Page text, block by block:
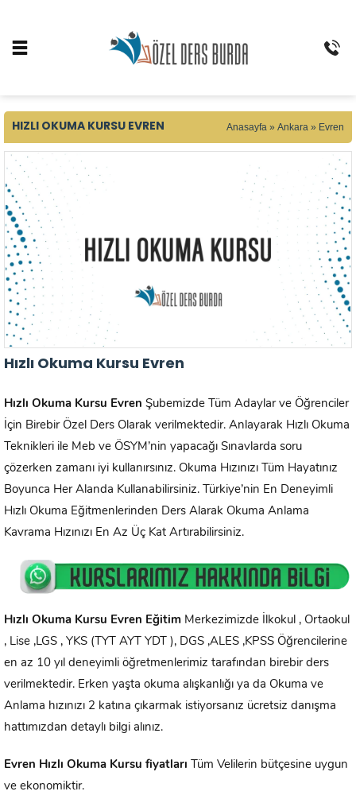
HIZLI OKUMA KURSU EVREN Anasayfa » Ankara » Evren
Hızlı Okuma Kursu Evren
Hızlı Okuma Kursu Evren Şubemizde Tüm Adaylar ve Öğrenciler
İçin Birebir Özel Ders Olarak verilmektedir. Anlayarak Hızlı Okuma
Teknikleri ile Meb ve ÖSYM’nin yapacağı Sınavlarda soru
çözerken zamanı iyi kullanırsınız. Okuma Hızınızı Tüm Hayatınız
Boyunca Her Alanda Kullanabilirsiniz. Türkiye’nin En Deneyimli
Hızlı Okuma Eğitmenlerinden Ders Alarak Okuma Anlama
Kavrama Hızınızı En Az Üç Kat Artırabilirsiniz.
Hızlı Okuma Kursu Evren Eğitim Merkezimizde İlkokul , Ortaokul
, Lise ,LGS , YKS (TYT AYT YDT ), DGS ,ALES ,KPSS Öğrencilerine
en az 10 yıl deneyimli öğretmenlerimiz tarafından birebir ders
verilmektedir. Erken yaşta okuma alışkanlığı ya da Okuma ve
Anlama hızınızı 2 katına çıkarmak istiyorsanız ücretsiz danışma
hattımızdan detaylı bilgi alınız.
Evren Hızlı Okuma Kursu fiyatları Tüm Velilerin bütçesine uygun
ve ekonomiktir.